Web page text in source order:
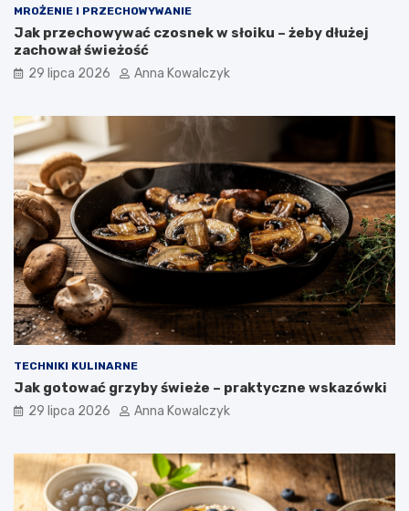
MROŻENIE I PRZECHOWYWANIE
Jak przechowywać czosnek w słoiku – żeby dłużej
zachował świeżość
29 lipca 2026 Anna Kowalczyk
TECHNIKI KULINARNE
Jak gotować grzyby świeże – praktyczne wskazówki
29 lipca 2026 Anna Kowalczyk